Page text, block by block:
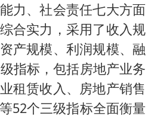
力、社会责任七大方面
合实力，采用了收入规
产规模、利润规模、融
指标，包括房地产业务
租赁收入、房地产销售
52个三级指标全面衡量